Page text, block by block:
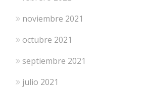
noviembre 2021
octubre 2021
septiembre 2021
julio 2021